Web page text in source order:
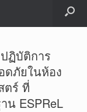
ฏิบัติการ
ภัยในห้อง
ตร์ ที่
น ESPReL